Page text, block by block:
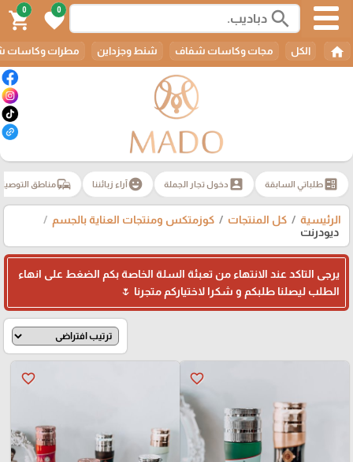
search
0
favorite
0
shopping_cart
home الكل مجات وكاسات شفاف شنط وجزداين مطرات وكاسات
ballotطلباتي السابقة account_box دخول تجار الجملة emoji_emotionsآراء زبائننا commuteمناطق
الرئيسية كل المنتجات
كوزمتكس ومنتجات العناية بالجسم
ديودرنت
يرجى التاكد عند الانتهاء من تعبئة السلة الخاصة بكم الضغط على انهاء
الطلب ليصلنا طلبكم و شكرا لاختياركم متجرنا 🌷
favorite_border
favorite_border